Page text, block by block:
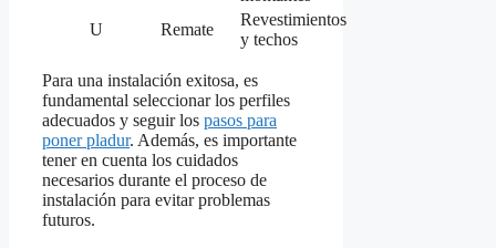
U
Remate
Revestimientos
y techos
Para una instalación exitosa, es
fundamental seleccionar los perfiles
adecuados y seguir los pasos para
poner pladur. Además, es importante
tener en cuenta los cuidados
necesarios durante el proceso de
instalación para evitar problemas
futuros.